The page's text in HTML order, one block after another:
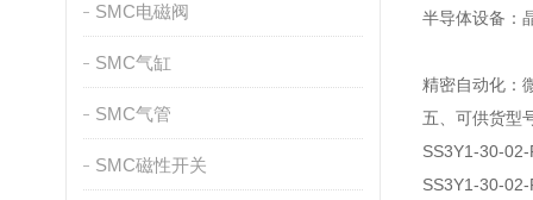
SMC电磁阀
SMC气缸
SMC气管
SMC磁性开关
半导体设备：
精密自动化：
五、可供货型
SS3Y1-30-02-
SS3Y1-30-